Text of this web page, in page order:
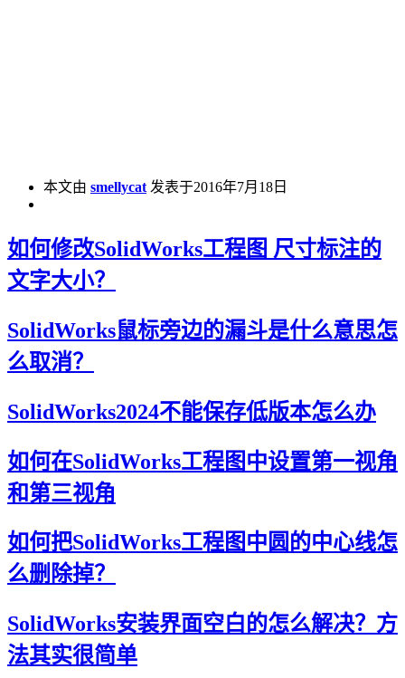
本文由 smellycat 发表于2016年7月18日
如何修改SolidWorks工程图 尺寸标注的
文字大小？
SolidWorks鼠标旁边的漏斗是什么意思怎
么取消？
SolidWorks2024不能保存低版本怎么办
如何在SolidWorks工程图中设置第一视角
和第三视角
如何把SolidWorks工程图中圆的中心线怎
么删除掉？
SolidWorks安装界面空白的怎么解决？方
法其实很简单